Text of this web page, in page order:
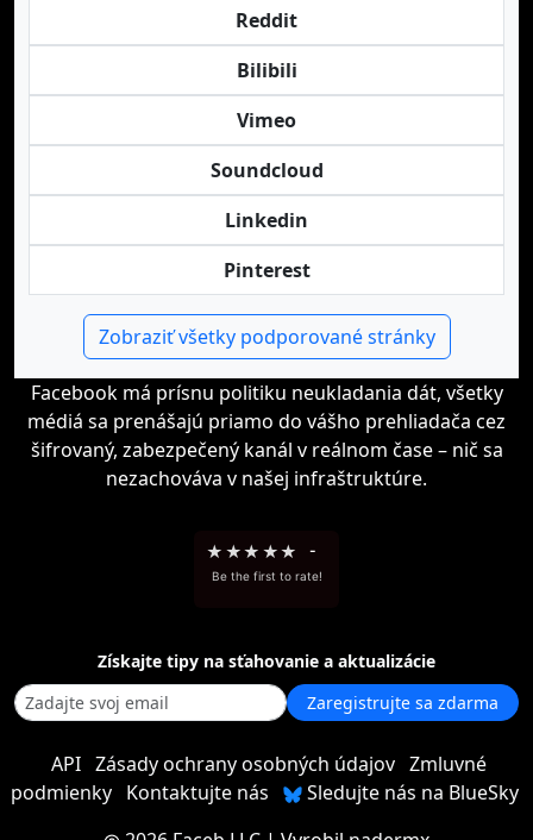
Reddit
Bilibili
Vimeo
Soundcloud
Linkedin
Pinterest
Zobraziť všetky podporované stránky
Facebook má prísnu politiku neukladania dát, všetky
médiá sa prenášajú priamo do vášho prehliadača cez
šifrovaný, zabezpečený kanál v reálnom čase – nič sa
nezachováva v našej infraštruktúre.
★ ★★ ★★ -
Be the first to rate!
Získajte tipy na sťahovanie a aktualizácie
Zaregistrujte sa zdarma
API Zásady ochrany osobných údajov Zmluvné
podmienky
Kontaktujte nás
Sledujte nás na BlueSky